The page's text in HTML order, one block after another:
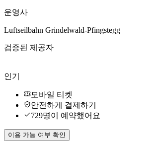
운영사
Luftseilbahn Grindelwald-Pfingstegg
검증된 제공자
인기
모바일 티켓
안전하게 결제하기
729명이 예약했어요
이용 가능 여부 확인